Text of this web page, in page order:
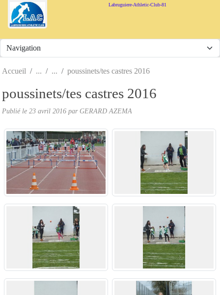
Labruguiere-Athletic-Club-81
Accueil poussinets/tes castres 2016
poussinets/tes castres 2016
Publié le 23 avril 2016 parGERARD AZEMA
Panneau de gestion des cookies